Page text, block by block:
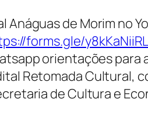
de Morim no
forms.gle/
orientações para
Retomada Cultural,
de Cultura e